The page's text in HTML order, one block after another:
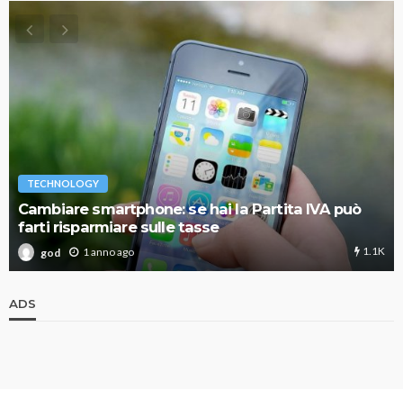
TECHNOLOGY
Cambiare smartphone: se hai la Partita IVA può
farti risparmiare sulle tasse
god 1 anno ago 1.1K
ADS